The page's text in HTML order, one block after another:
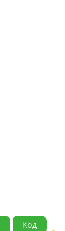
Код